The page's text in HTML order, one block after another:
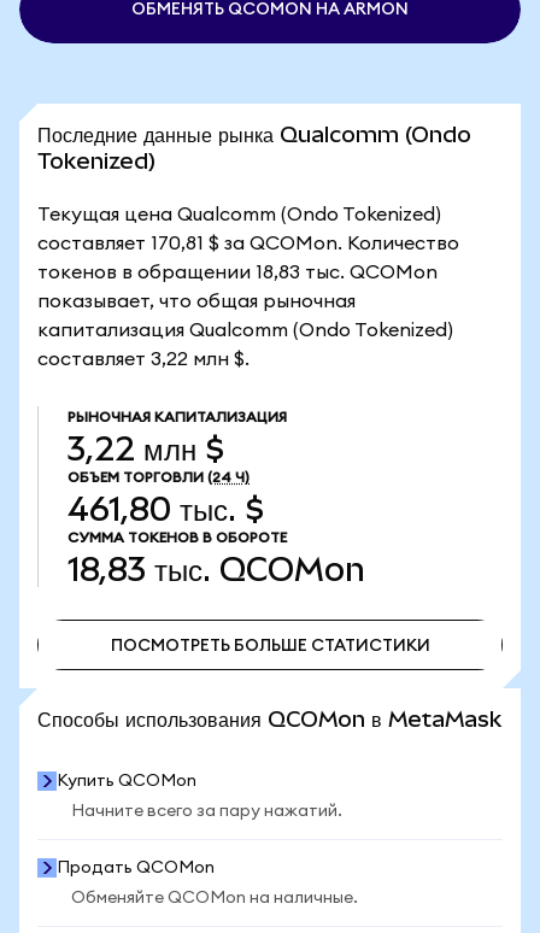
ОБМЕНЯТЬ QCOMON НА ARMON
Последние данные рынка Qualcomm (Ondo
Tokenized)
Текущая цена Qualcomm (Ondo Tokenized)
составляет 170,81 $ за QCOMon. Количество
токенов в обращении 18,83 тыс. QCOMon
показывает, что общая рыночная
капитализация Qualcomm (Ondo Tokenized)
составляет 3,22 млн $.
РЫНОЧНАЯ КАПИТАЛИЗАЦИЯ
3,22 млн $
ОБЪЕМ ТОРГОВЛИ (24 Ч)
461,80 тыс. $
СУММА ТОКЕНОВ В ОБОРОТЕ
18,83 тыс. QCOMon
ПОСМОТРЕТЬ БОЛЬШЕ СТАТИСТИКИ
Способы использования QCOMon в MetaMask
Купить QCOMon
Начните всего за пару нажатий.
Продать QCOMon
Обменяйте QCOMon на наличные.